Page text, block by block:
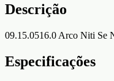
Descrição
09.15.0516.0 Arco Niti Se
Especificações